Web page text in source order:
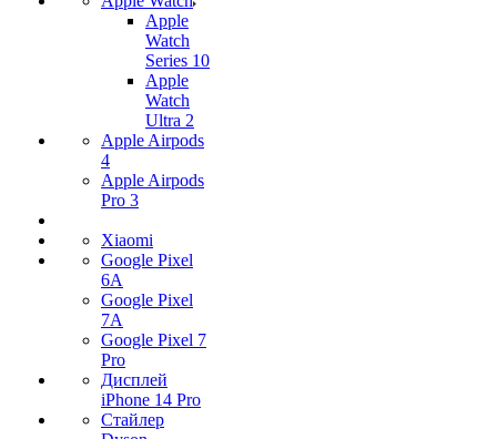
Apple
Watch
Series 10
Apple
Watch
Ultra 2
Apple Airpods
4
Apple Airpods
Pro 3
Xiaomi
Google Pixel
6A
Google Pixel
7А
Google Pixel 7
Pro
Дисплей
iPhone 14 Pro
Стайлер